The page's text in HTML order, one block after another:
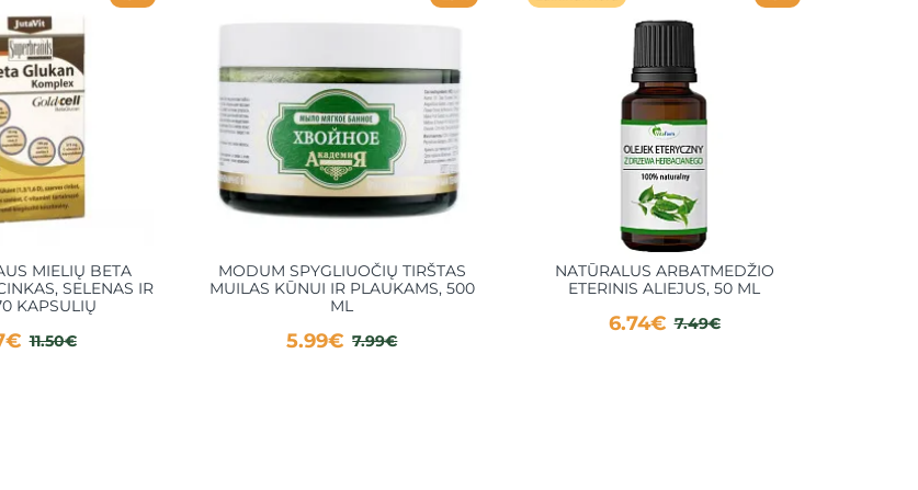
MIELIŲ BETA
SELENAS IR
KAPSULIŲ
11.50€
MODUM SPYGLIUOČIŲ TIRŠTAS
MUILAS KŪNUI IR PLAUKAMS, 500
ML
5.99€ 7.99€
NATŪRALUS ARBATMEDŽIO
ETERINIS ALIEJUS, 50 ML
6.74€ 7.49€